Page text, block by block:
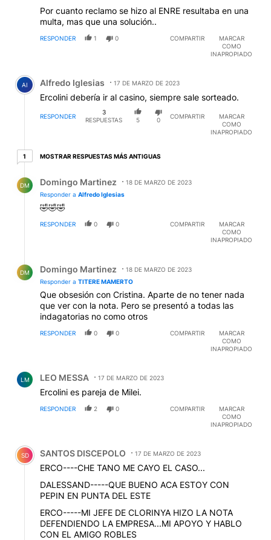
Por cuanto reclamo se hizo al ENRE resultaba en una
multa, mas que una solución..
RESPONDER 1 0 COMPARTIR
MARCAR
COMO
INAPROPIADO
Comentario de Alfredo Iglesias.
AI Alfredo Iglesias 17 DE MARZO DE 2023
Ercolini debería ir al casino, siempre sale sorteado.
RESPONDER
3
RESPUESTAS
5 0
COMPARTIR
MARCAR
COMO
INAPROPIADO
11 respuesta más antiguas
MOSTRAR RESPUESTAS MÁS ANTIGUAS
DM Domingo Martinez
18 DE MARZO DE 2023
Responder a Alfredo Iglesias
🤣🤣🤣
RESPONDER 0 0 COMPARTIR
MARCAR
COMO
INAPROPIADO
DM Domingo Martinez
18 DE MARZO DE 2023
Responder a TITERE MAMERTO
Que obsesión con Cristina. Aparte de no tener nada
que ver con la nota. Pero se presentó a todas las
indagatorias no como otros
RESPONDER 0 0 COMPARTIR
MARCAR
COMO
INAPROPIADO
LM LEO MESSA 17 DE MARZO DE 2023
Ercolini es pareja de Milei.
RESPONDER 2 0 COMPARTIR
MARCAR
COMO
INAPROPIADO
Comentario de SANTOS DISCEPOLO.
SD SANTOS DISCEPOLO 17 DE MARZO DE 2023
ERCO----CHE TANO ME CAYO EL CASO...
DALESSAND-----QUE BUENO ACA ESTOY CON
PEPIN EN PUNTA DEL ESTE
ERCO-----MI JEFE DE CLORINYA HIZO LA NOTA
DEFENDIENDO LA EMPRESA...MI APOYO Y HABLO
CON EL AMIGO ROBLES